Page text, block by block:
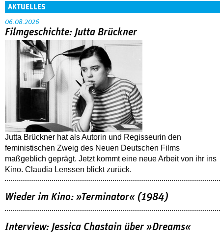
AKTUELLES
06.08.2026
Filmgeschichte: Jutta Brückner
Jutta Brückner hat als Autorin und Regisseurin den
feministischen Zweig des Neuen Deutschen Films
maßgeblich geprägt. Jetzt kommt eine neue Arbeit von ihr ins
Kino. Claudia Lenssen blickt zurück.
Wieder im Kino: »Terminator« (1984)
Interview: Jessica Chastain über »Dreams«